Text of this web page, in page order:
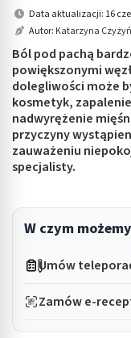
submenu:
submenu: Higiena
submenu: Sprzęt
submenu: Intymne
submenu: Wellness
Data aktualizacji: 16
Autor: Katarzyna
Ból pod pachą
powiększonymi
dolegliwości może
kosmetyk,
nadwyrężenie
przyczyny
zauważeniu
specjalisty.
W czym
Umów
Zamów e-